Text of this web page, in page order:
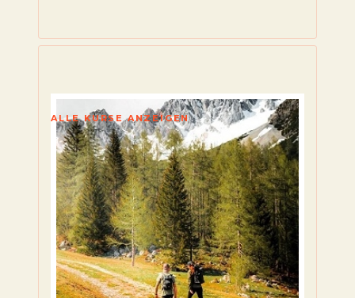
ALLE KURSE ANZEIGEN